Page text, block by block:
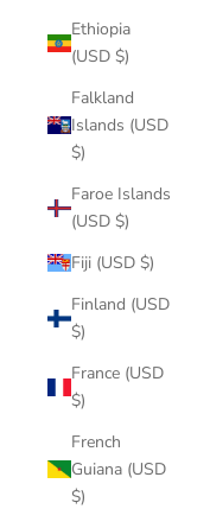
Ethiopia
(USD $)
Falkland
Islands (USD
$)
Faroe Islands
(USD $)
Fiji (USD $)
Finland (USD
$)
France (USD
$)
French
Guiana (USD
$)